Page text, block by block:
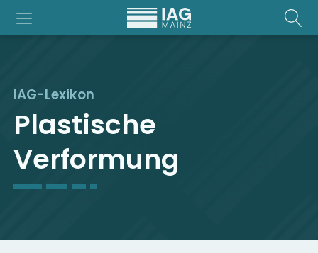
IAG-Lexikon
Plastische
Verformung